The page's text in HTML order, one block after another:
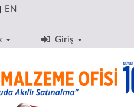
EN
Giriş